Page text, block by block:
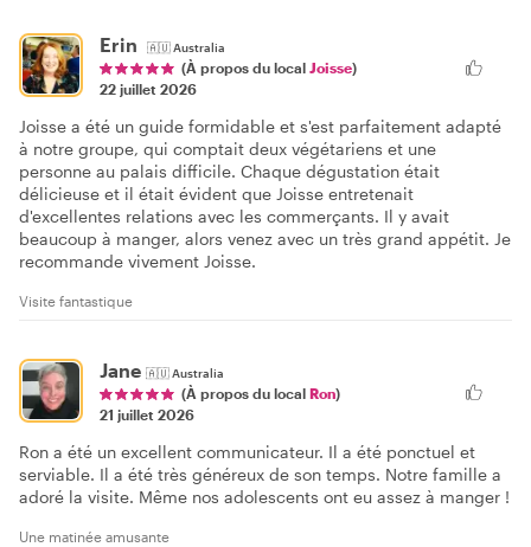
Erin 🇦🇺Australia
(À propos du local Joisse)
22 juillet 2026
Joisse a été un guide formidable et s'est parfaitement adapté
à notre groupe, qui comptait deux végétariens et une
personne au palais difficile. Chaque dégustation était
délicieuse et il était évident que Joisse entretenait
d'excellentes relations avec les commerçants. Il y avait
beaucoup à manger, alors venez avec un très grand appétit. Je
recommande vivement Joisse.
Visite fantastique
Jane 🇦🇺Australia
(À propos du local Ron)
21 juillet 2026
Ron a été un excellent communicateur. Il a été ponctuel et
serviable. Il a été très généreux de son temps. Notre famille a
adoré la visite. Même nos adolescents ont eu assez à manger !
Une matinée amusante